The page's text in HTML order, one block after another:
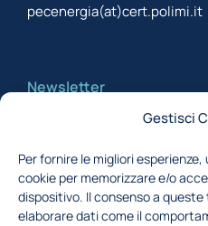
Gestisci
Per fornire le migliori
cookie per memorizzare e/o
dispositivo. Il consenso a
elaborare dati come il
pecenergia(at)cert.polimi.it
Newsletter
Iscriviti alla newsletter per
Acconsento al
secondo la Finalità 1